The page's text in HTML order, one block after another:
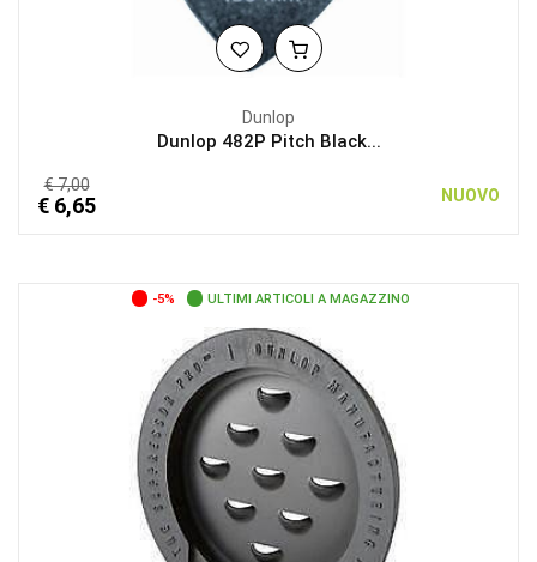
Dunlop
Dunlop 482P Pitch Black...
€ 7,00
€ 6,65 NUOVO
-5% ULTIMI ARTICOLI A MAGAZZINO